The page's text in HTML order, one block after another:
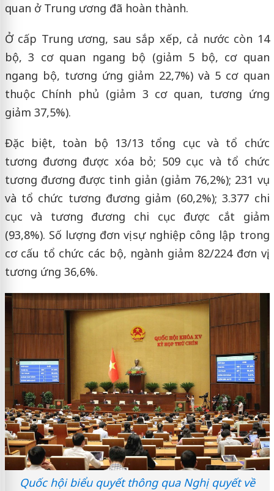
quan ở Trung ương đã hoàn thành.
Ở cấp Trung ương, sau sắp xếp, cả nước còn 14
bộ, 3 cơ quan ngang bộ (giảm 5 bộ, cơ quan
ngang bộ, tương ứng giảm 22,7%) và 5 cơ quan
thuộc Chính phủ (giảm 3 cơ quan, tương ứng
giảm 37,5%).
Đặc biệt, toàn bộ 13/13 tổng cục và tổ chức
tương đương được xóa bỏ; 509 cục và tổ chức
tương đương được tinh giản (giảm 76,2%); 231 vụ
và tổ chức tương đương giảm (60,2%); 3.377 chi
cục và tương đương chi cục được cắt giảm
(93,8%). Số lượng đơn vị sự nghiệp công lập trong
cơ cấu tổ chức các bộ, ngành giảm 82/224 đơn vị,
tương ứng 36,6%.
Quốc hội biểu quyết thông qua Nghị quyết về